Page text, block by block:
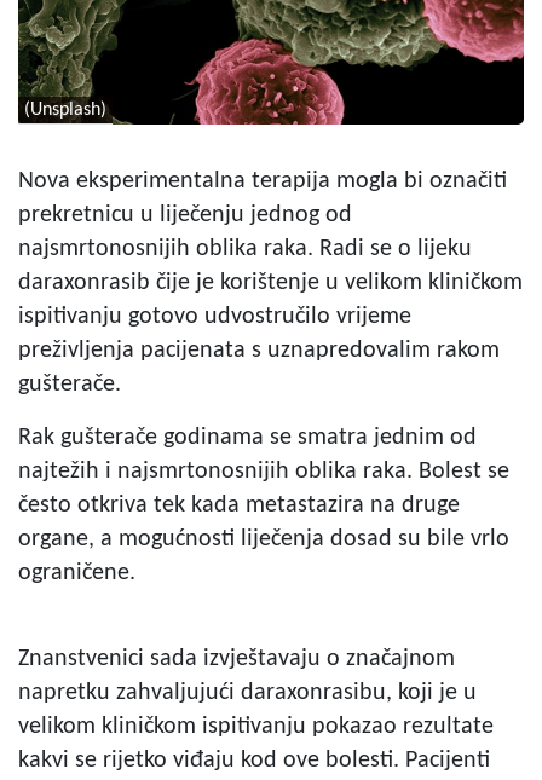
(Unsplash)
Nova eksperimentalna terapija mogla bi označiti
prekretnicu u liječenju jednog od
najsmrtonosnijih oblika raka. Radi se o lijeku
daraxonrasib čije je korištenje u velikom kliničkom
ispitivanju gotovo udvostručilo vrijeme
preživljenja pacijenata s uznapredovalim rakom
gušterače.
Rak gušterače godinama se smatra jednim od
najtežih i najsmrtonosnijih oblika raka. Bolest se
često otkriva tek kada metastazira na druge
organe, a mogućnosti liječenja dosad su bile vrlo
ograničene.
Znanstvenici sada izvještavaju o značajnom
napretku zahvaljujući daraxonrasibu, koji je u
velikom kliničkom ispitivanju pokazao rezultate
kakvi se rijetko viđaju kod ove bolesti. Pacijenti